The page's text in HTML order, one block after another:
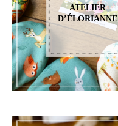
ATELIER
D’ÉLORIANNE